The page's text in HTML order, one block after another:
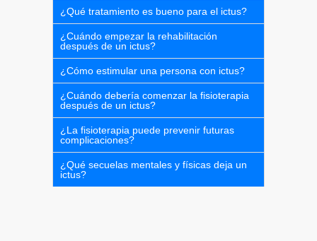
¿Qué tratamiento es bueno para el ictus?
¿Cuándo empezar la rehabilitación
después de un ictus?
¿Cómo estimular una persona con ictus?
¿Cuándo debería comenzar la fisioterapia
después de un ictus?
¿La fisioterapia puede prevenir futuras
complicaciones?
¿Qué secuelas mentales y físicas deja un
ictus?